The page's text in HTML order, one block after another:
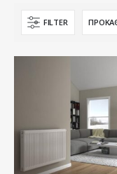
FILTER